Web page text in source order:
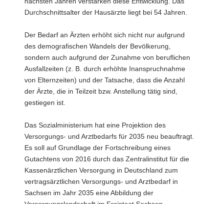
Durchschnittsalter der Hausärzte liegt bei 54 Jahren.
Der Bedarf an Ärzten erhöht sich nicht nur aufgrund
des demografischen Wandels der Bevölkerung,
sondern auch aufgrund der Zunahme von beruflichen
Ausfallzeiten (z. B. durch erhöhte Inanspruchnahme
von Elternzeiten) und der Tatsache, dass die Anzahl
der Ärzte, die in Teilzeit bzw. Anstellung tätig sind,
gestiegen ist.
Das Sozialministerium hat eine Projektion des
Versorgungs- und Arztbedarfs für 2035 neu beauftragt.
Es soll auf Grundlage der Fortschreibung eines
Gutachtens von 2016 durch das Zentralinstitut für die
Kassenärztlichen Versorgung in Deutschland zum
vertragsärztlichen Versorgungs- und Arztbedarf in
Sachsen im Jahr 2035 eine Abbildung der